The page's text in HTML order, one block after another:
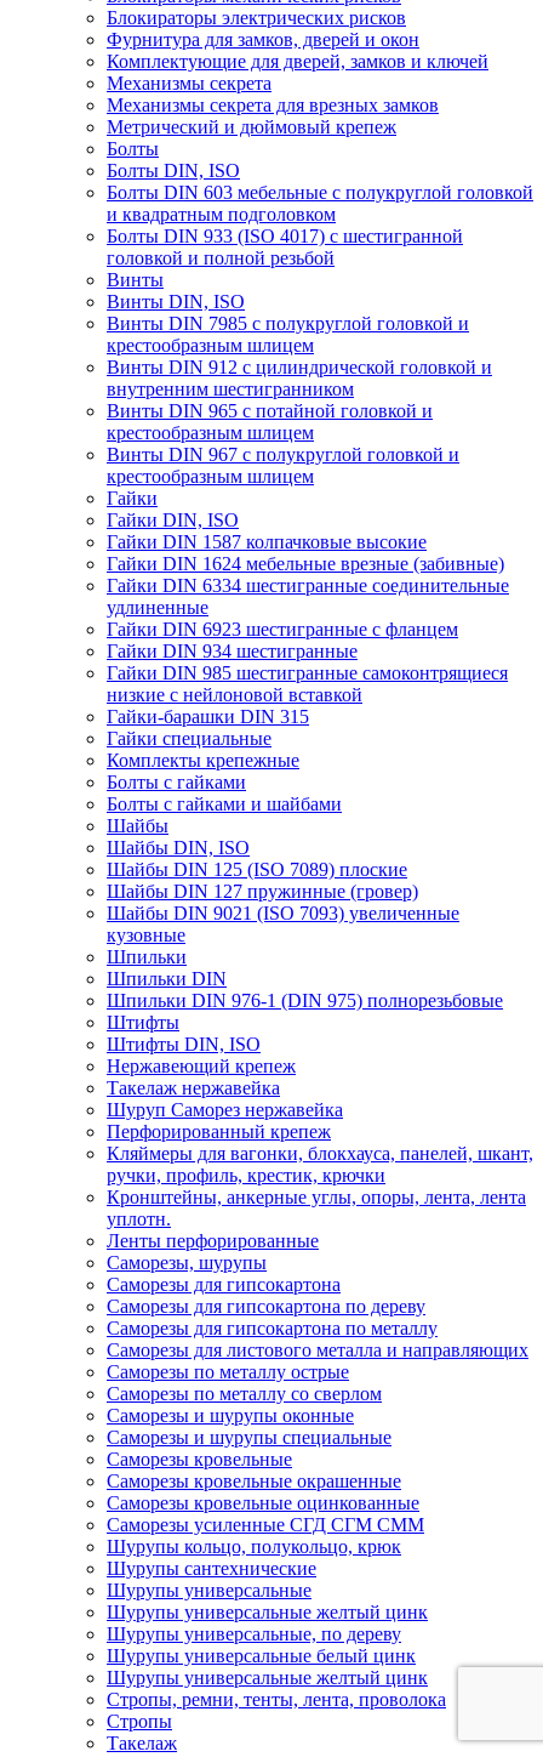
Блокираторы электрических рисков
Фурнитура для замков, дверей и окон
Комплектующие для дверей, замков и ключей
Механизмы секрета
Механизмы секрета для врезных замков
Метрический и дюймовый крепеж
Болты
Болты DIN, ISO
Болты DIN 603 мебельные с полукруглой головкой
и квадратным подголовком
Болты DIN 933 (ISO 4017) с шестигранной
головкой и полной резьбой
Винты
Винты DIN, ISO
Винты DIN 7985 с полукруглой головкой и
крестообразным шлицем
Винты DIN 912 с цилиндрической головкой и
внутренним шестигранником
Винты DIN 965 с потайной головкой и
крестообразным шлицем
Винты DIN 967 с полукруглой головкой и
крестообразным шлицем
Гайки
Гайки DIN, ISO
Гайки DIN 1587 колпачковые высокие
Гайки DIN 1624 мебельные врезные (забивные)
Гайки DIN 6334 шестигранные соединительные
удлиненные
Гайки DIN 6923 шестигранные с фланцем
Гайки DIN 934 шестигранные
Гайки DIN 985 шестигранные самоконтрящиеся
низкие с нейлоновой вставкой
Гайки-барашки DIN 315
Гайки специальные
Комплекты крепежные
Болты с гайками
Болты с гайками и шайбами
Шайбы
Шайбы DIN, ISO
Шайбы DIN 125 (ISO 7089) плоские
Шайбы DIN 127 пружинные (гровер)
Шайбы DIN 9021 (ISO 7093) увеличенные
кузовные
Шпильки
Шпильки DIN
Шпильки DIN 976-1 (DIN 975) полнорезьбовые
Штифты
Штифты DIN, ISO
Нержавеющий крепеж
Такелаж нержавейка
Шуруп Саморез нержавейка
Перфорированный крепеж
Кляймеры для вагонки, блокхауса, панелей, шкант,
ручки, профиль, крестик, крючки
Кронштейны, анкерные углы, опоры, лента, лента
уплотн.
Ленты перфорированные
Саморезы, шурупы
Саморезы для гипсокартона
Саморезы для гипсокартона по дереву
Саморезы для гипсокартона по металлу
Саморезы для листового металла и направляющих
Саморезы по металлу острые
Саморезы по металлу со сверлом
Саморезы и шурупы оконные
Саморезы и шурупы специальные
Саморезы кровельные
Саморезы кровельные окрашенные
Саморезы кровельные оцинкованные
Саморезы усиленные СГД СГМ СММ
Шурупы кольцо, полукольцо, крюк
Шурупы сантехнические
Шурупы универсальные
Шурупы универсальные желтый цинк
Шурупы универсальные, по дереву
Шурупы универсальные белый цинк
Шурупы универсальные желтый цинк
Стропы, ремни, тенты, лента, проволока
Стропы
Такелаж